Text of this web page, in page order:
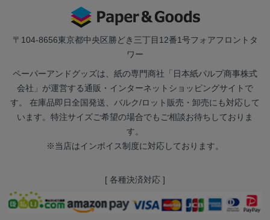
〒104-8656東京都中央区勝どき三丁目12番1号フォアフロントタ
ワー
ペーパーアンドグッズは、紙の専門商社「日本紙パルプ商事株式
会社」が運営する通販・インターネットショッピングサイトで
す。 在庫品即日全国発送、バルク/ロット販売・卸売にも対応して
います。特注サイズご希望の場合でもご相談お待ちしておりま
す。
※当店はインボイス制度に対応しております。
[ 各種決済対応 ]